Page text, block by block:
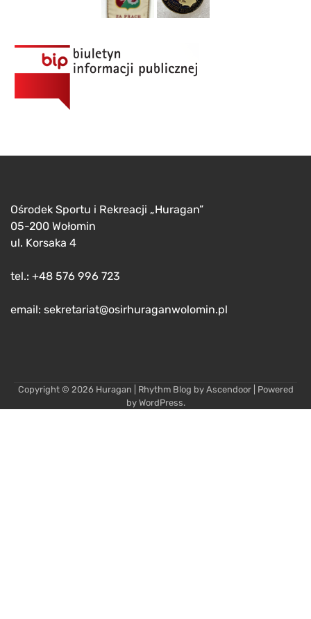
Ośrodek Sportu i Rekreacji „Huragan”
05-200 Wołomin
ul. Korsaka 4
tel.: +48 576 996 723
email: sekretariat@osirhuraganwolomin.pl
Copyright © 2026 Huragan | Rhythm Blog by Ascendoor| Powered
by WordPress.